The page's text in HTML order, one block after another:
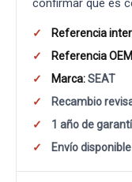
confirmar que es
Referencia
Referencia
Marca:SEAT
Recambio
1 año de
Envío